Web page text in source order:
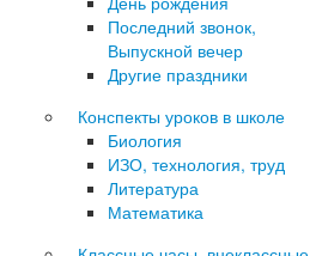
Последний звонок,
Выпускной вечер
Другие праздники
Конспекты уроков в школе
Биология
ИЗО, технология, труд
Литература
Математика